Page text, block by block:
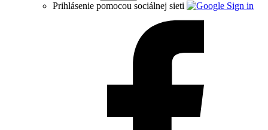
Prihlásenie pomocou sociálnej sieti